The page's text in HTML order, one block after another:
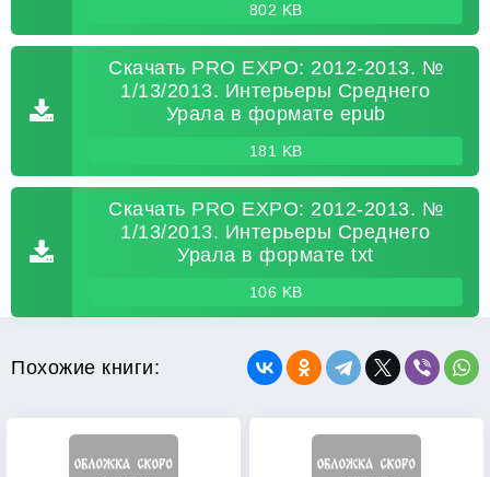
802 KB
Скачать PRO EXPO: 2012-2013. №
1/13/2013. Интерьеры Среднего
Урала в формате epub
181 KB
Скачать PRO EXPO: 2012-2013. №
1/13/2013. Интерьеры Среднего
Урала в формате txt
106 KB
Похожие книги: